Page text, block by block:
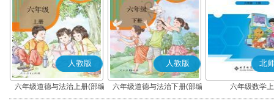
人教版
六年级道德与法治上册(部编
版)
人教版
六年级道德与法治下册(部编
版)
北
六年级数学